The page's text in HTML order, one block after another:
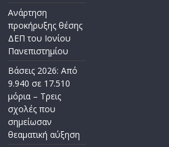
Ανάρτηση
προκήρυξης θέσης
ΔΕΠ του Ιονίου
Πανεπιστημίου
Βάσεις 2026: Από
9.940 σε 17.510
μόρια – Τρεις
σχολές που
σημείωσαν
θεαματική αύξηση